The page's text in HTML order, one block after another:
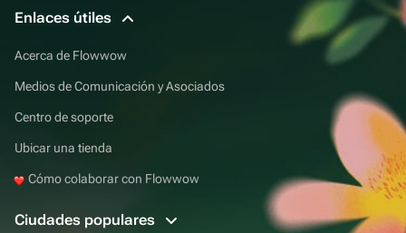
Enlaces útiles
Acerca de Flowwow
Medios de Comunicación y Asociados
Centro de soporte
Ubicar una tienda
Cómo colaborar con Flowwow
Ciudades populares